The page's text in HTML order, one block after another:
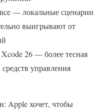
— локальные сценарии
выигрывают от
26 — более тесная
управления
Apple хочет, чтобы